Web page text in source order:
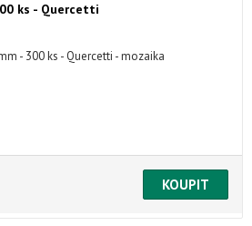
ks - Quercetti
- 300 ks - Quercetti - mozaika